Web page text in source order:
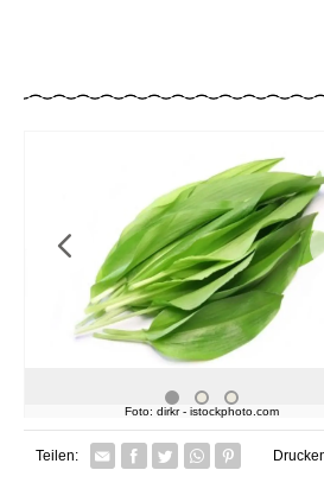
Foto: dirkr - istockphoto.com
Previous
Teilen: Facebook
TwitterWhatsapp
Pin it